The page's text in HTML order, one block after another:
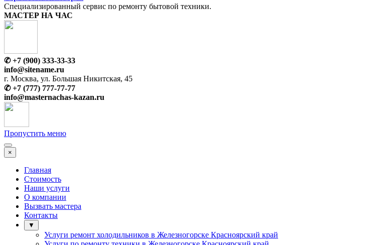
Специализированный сервис по ремонту бытовой техники.
МАСТЕР НА ЧАС
✆+7 (900) 333-33-33
info@sitename.ru
г. Москва, ул. Большая Никитская, 45
✆ +7 (777) 777-77-77
info@masternachas-kazan.ru
Пропустить меню
×
Главная
Стоимость
Наши услуги
О компании
Вызвать мастера
Контакты
▼
Услуги ремонт холодильников в Железногорске Красноярский край